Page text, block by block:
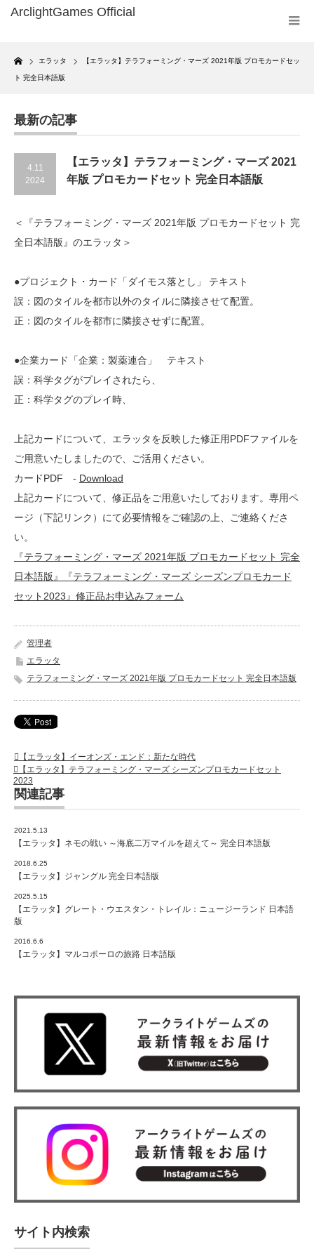
Home
エラッタ 【エラッタ】テラフォーミング・マーズ 2021年版 プロモカードセッ
ト 完全日本語版
最新の記事
4.11
2024
【エラッタ】テラフォーミング・マーズ 2021
年版 プロモカードセット 完全日本語版
＜『テラフォーミング・マーズ 2021年版 プロモカードセット 完
全日本語版』のエラッタ＞
●プロジェクト・カード「ダイモス落とし」 テキスト
誤：図のタイルを都市以外のタイルに隣接させて配置。
正：図のタイルを都市に隣接させずに配置。
●企業カード「企業：製薬連合」 テキスト
誤：科学タグがプレイされたら、
正：科学タグのプレイ時、
上記カードについて、エラッタを反映した修正用PDFファイルを
ご用意いたしましたので、ご活用ください。
カードPDF - Download
上記カードについて、修正品をご用意いたしております。専用ペ
ージ（下記リンク）にて必要情報をご確認の上、ご連絡くださ
い。
『テラフォーミング・マーズ 2021年版 プロモカードセット 完全
日本語版』『テラフォーミング・マーズ シーズンプロモカード
セット2023』修正品お申込みフォーム
管理者
エラッタ
テラフォーミング・マーズ 2021年版 プロモカードセット 完全日本語版
【エラッタ】イーオンズ・エンド：新たな時代
【エラッタ】テラフォーミング・マーズ シーズンプロモカードセット
2023
関連記事
2021.5.13
【エラッタ】ネモの戦い ～海底二万マイルを超えて～ 完全日本語版
2018.6.25
【エラッタ】ジャングル 完全日本語版
2025.5.15
【エラッタ】グレート・ウエスタン・トレイル：ニュージーランド 日本語
版
2016.6.6
【エラッタ】マルコポーロの旅路 日本語版
サイト内検索